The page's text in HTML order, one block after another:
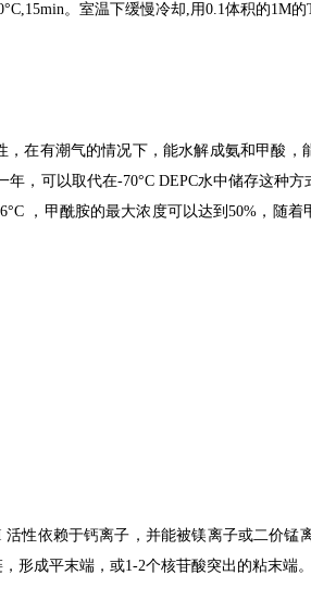
。室温下缓慢冷却,用0.1体积的1M的
在有潮气的情况下，能水解成氨和甲酸
，可以取代在-70°C DEPC水中储存这种方
，甲酰胺的最大浓度可以达到50%，随
性依赖于钙离子，并能被镁离子或二价锰
形成平末端，或1-2个核苷酸突出的粘末端。